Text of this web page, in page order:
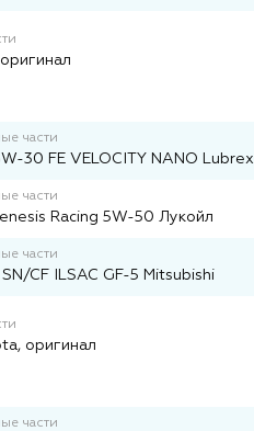
части
30 FE VELOCITY NANO Lubrex
части
Racing 5W-50 Лукойл
части
CF ILSAC GF-5 Mitsubishi
оригинал
части